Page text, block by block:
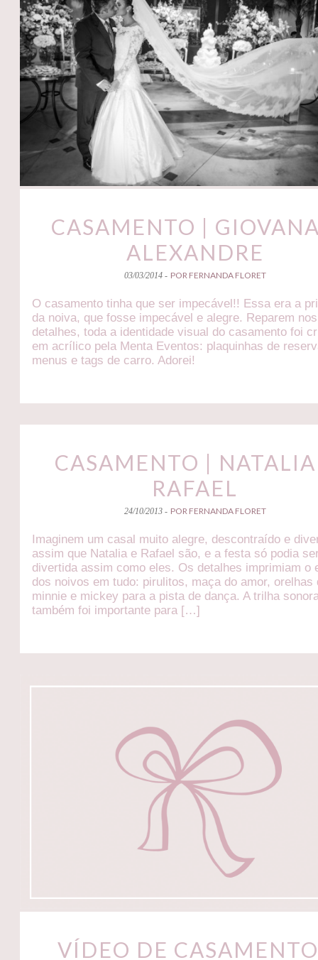
CASAMENTO |
ALEXANDRE
03/03/2014 - POR FERNANDA FLORET
O casamento tinha que ser impecável!! Essa era a
da noiva, que fosse impecável e alegre. Reparem nos
detalhes, toda a identidade visual do casamento foi
em acrílico pela Menta Eventos: plaquinhas de
menus e tags de carro. Adorei!
CASAMENTO |
RAFAEL
24/10/2013 - POR FERNANDA FLORET
Imaginem um casal muito alegre, descontraído e
assim que Natalia e Rafael são, e a festa só podia
divertida assim como eles. Os detalhes imprimiam o
dos noivos em tudo: pirulitos, maça do amor, orelhas
minnie e mickey para a pista de dança. A trilha
também foi importante para […]
VÍDEO DE